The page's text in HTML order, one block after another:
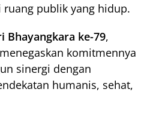
ruang publik yang hidup.
Bhayangkara ke-79,
komitmennya
sinergi dengan
humanis, sehat,